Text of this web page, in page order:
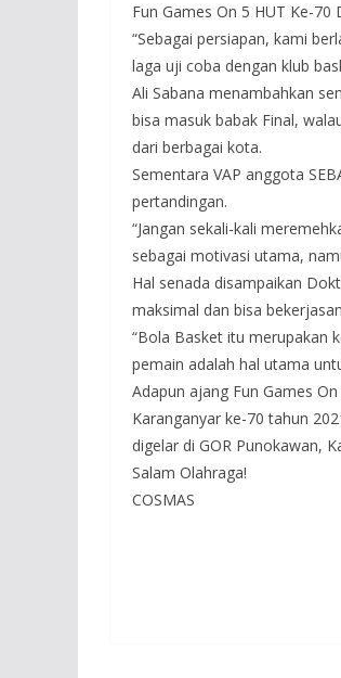
Fun Games On 5 HUT Ke-70
“Sebagai persiapan, kami
laga uji coba dengan klub
Ali Sabana menambahkan
bisa masuk babak Final,
dari berbagai kota.
Sementara VAP anggota
pertandingan.
“Jangan sekali-kali
sebagai motivasi utama,
Hal senada disampaikan
maksimal dan bisa
“Bola Basket itu merupakan
pemain adalah hal utama
Adapun ajang Fun Games
Karanganyar ke-70 tahun
digelar di GOR Punokawan,
Salam Olahraga!
COSMAS